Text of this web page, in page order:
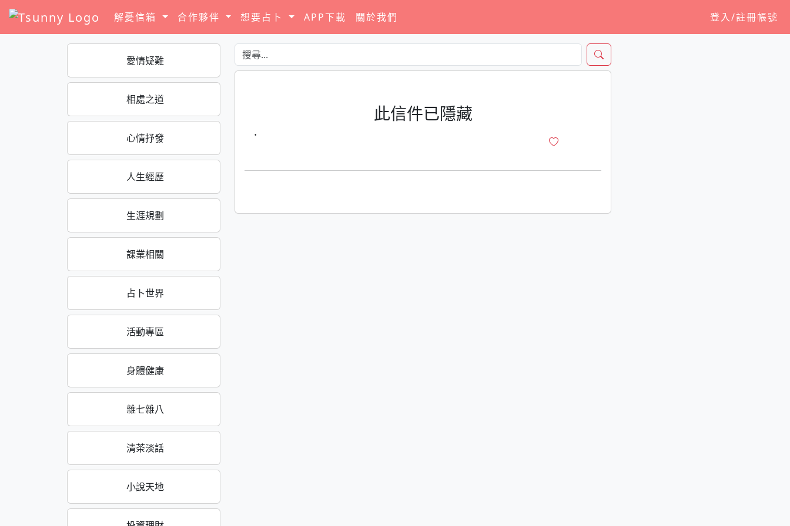
解憂信箱 合作夥伴 想要占卜 APP下載 關於我們 登入/註冊帳號
愛情疑難
相處之道
心情抒發
人生經歷
生涯規劃
課業相關
占卜世界
活動專區
身體健康
雜七雜八
清茶淡話
小說天地
此信件已隱藏
·